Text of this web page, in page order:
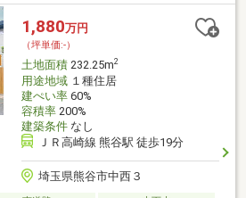
1,880万円
（坪単価:-）
土地面積232.25m2
用途地域１種住居
建ぺい率60%
容積率200%
建築条件なし
ＪＲ高崎線 熊谷駅 徒歩19分
埼玉県熊谷市中西３